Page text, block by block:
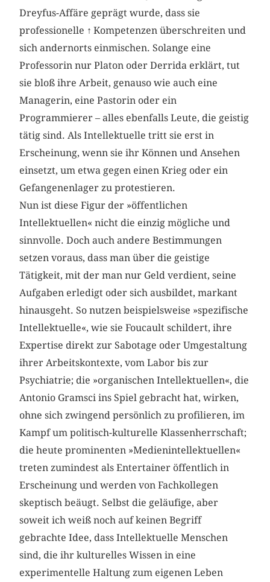
Dreyfus-Affäre geprägt wurde, dass sie
professionelle ↑Kompetenzen überschreiten und
sich andernorts einmischen. Solange eine
Professorin nur Platon oder Derrida erklärt, tut
sie bloß ihre Arbeit, genauso wie auch eine
Managerin, eine Pastorin oder ein
Programmierer – alles ebenfalls Leute, die geistig
tätig sind. Als Intellektuelle tritt sie erst in
Erscheinung, wenn sie ihr Können und Ansehen
einsetzt, um etwa gegen einen Krieg oder ein
Gefangenenlager zu protestieren.
Nun ist diese Figur der »öffentlichen
Intellektuellen« nicht die einzig mögliche und
sinnvolle. Doch auch andere Bestimmungen
setzen voraus, dass man über die geistige
Tätigkeit, mit der man nur Geld verdient, seine
Aufgaben erledigt oder sich ausbildet, markant
hinausgeht. So nutzen beispielsweise »spezifische
Intellektuelle«, wie sie Foucault schildert, ihre
Expertise direkt zur Sabotage oder Umgestaltung
ihrer Arbeitskontexte, vom Labor bis zur
Psychiatrie; die »organischen Intellektuellen«, die
Antonio Gramsci ins Spiel gebracht hat, wirken,
ohne sich zwingend persönlich zu profilieren, im
Kampf um politisch-kulturelle Klassenherrschaft;
die heute prominenten »Medienintellektuellen«
treten zumindest als Entertainer öffentlich in
Erscheinung und werden von Fachkollegen
skeptisch beäugt. Selbst die geläufige, aber
soweit ich weiß noch auf keinen Begriff
gebrachte Idee, dass Intellektuelle Menschen
sind, die ihr kulturelles Wissen in eine
experimentelle Haltung zum eigenen Leben